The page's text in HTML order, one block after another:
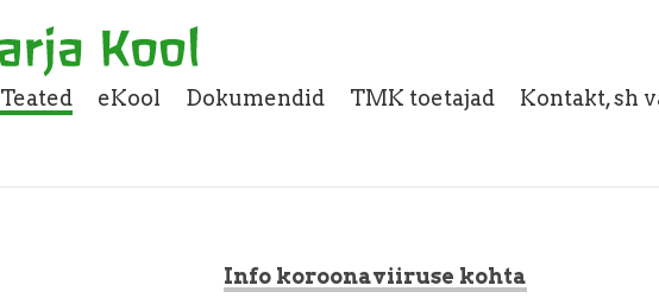
Teated eKool Dokumendid TMK toetajad Kontakt, sh
Info koroonaviiruse kohta